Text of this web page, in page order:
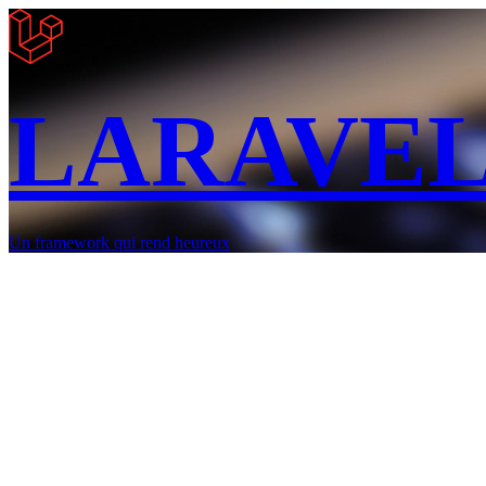
Un framework qui rend heureux